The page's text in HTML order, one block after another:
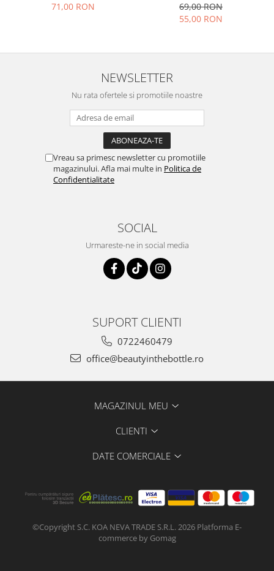
71,00 RON
69,00 RON
55,00 RON
NEWSLETTER
Nu rata ofertele si promotiile noastre
Vreau sa primesc newsletter cu promotiile
magazinului. Afla mai multe in Politica de
Confidentialitate
SOCIAL
Urmareste-ne in social media
SUPORT CLIENTI
0722460479
office@beautyinthebottle.ro
MAGAZINUL MEU
CLIENTI
DATE COMERCIALE
©Copyright S.C. KOA NEVA TRADE S.R.L. 2026 Platforma E-
commerce by Gomag